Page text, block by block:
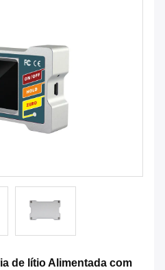
de lítio Alimentada com